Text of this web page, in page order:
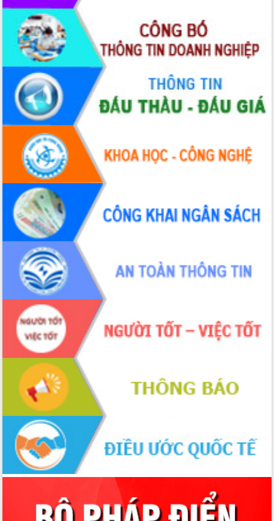
Tập huấn ứng dụng trí tuệ nhân tạo (AI)
trong thương mại điện tử năm 2026
Đoàn đại biểu Quốc hội tỉnh Đắk Lắk
trao đổi thông tin trước Kỳ họp thứ
nhất, Quốc hội khóa XVI
Quyết liệt cải cách hành chính, khơi
thông nguồn lực phát triển
Nâng cao hiệu lực, hiệu quả HĐND
tỉnh thông qua hiện đại hóa hành chính
Xã Ea Phê gắn cải cách hành chính với
chuyển đổi số
Phó Chủ tịch Thường trực UBND tỉnh
Hồ Thị Nguyên Thảo làm việc tại Trung
tâm Phục vụ hành chính công xã Ea
Phê
Xây dựng nền hành chính số đồng
hành cùng nông dân dân, doanh nghiệp
Giai đoạn 2026-2030, Đắk Lắk phấn
đấu có 77% xã đạt chuẩn nông thôn
mới
Chuyển đổi số 'mở đường' cho nông
nghiệp Đắk Lắk tăng trưởng bứt phá
Triển khai đồng bộ đo đạc, lập hồ sơ
địa chính, hoàn thiện cơ sở dữ liệu đất
đai
Ứng dụng sinh trắc học - Bước tiến
trong hành trình chuyển đổi số tại Đắk
Đắk Lắk nâng cao hiệu quả công tác
Đảng từ Sổ tay đảng viên điện tử
Đắk Lắk đẩy mạnh nuôi biển công
nghệ, hướng tới phát triển thủy sản
bền vững
Tập huấn nâng cao năng lực triển khai
chuyển đổi số cho cán bộ, công chức
cấp xã
Đắk Lắk phát động hưởng ứng Ngày
Quyền của người tiêu dùng Việt Nam